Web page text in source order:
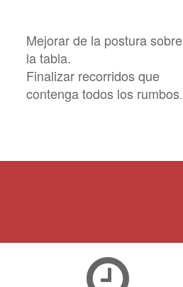
Mejorar de la postura sobre
la tabla.
Finalizar recorridos que
contenga todos los rumbos.